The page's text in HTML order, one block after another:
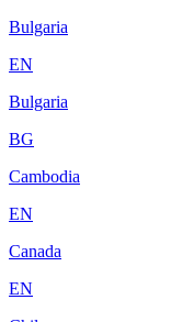
Bulgaria
EN
Bulgaria
BG
Cambodia
EN
Canada
EN